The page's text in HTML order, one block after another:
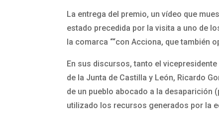
La entrega del premio, un vídeo que
estado precedida por la visita a uno de
la comarca ““con Acciona, que también
En sus discursos, tanto el
de la Junta de Castilla y León, Ricardo
de un pueblo abocado a la desaparición
utilizado los recursos generados por la